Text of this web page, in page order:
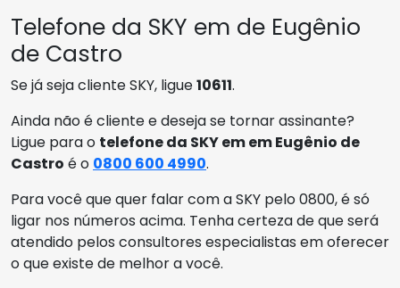
Telefone da SKY em de Eugênio
de Castro
Se já seja cliente SKY, ligue10611.
Ainda não é cliente e deseja se tornar assinante?
Ligue para o telefone da SKY em em Eugênio de
Castro é o 0800 600 4990.
Para você que quer falar com a SKY pelo 0800, é só
ligar nos números acima. Tenha certeza de que será
atendido pelos consultores especialistas em oferecer
o que existe de melhor a você.